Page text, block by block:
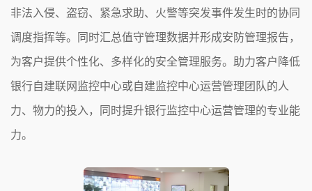
非法入侵、盗窃、紧急求助、火警等突发事件发生时的协同
调度指挥等。同时汇总值守管理数据并形成安防管理报告，
为客户提供个性化、多样化的安全管理服务。助力客户降低
银行自建联网监控中心或自建监控中心运营管理团队的人
力、物力的投入，同时提升银行监控中心运营管理的专业能
力。